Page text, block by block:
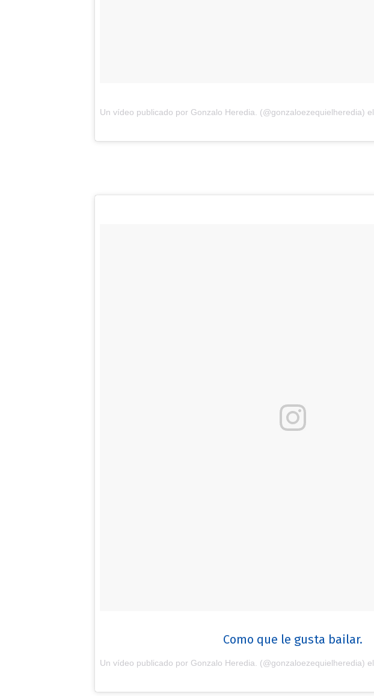
Un vídeo publicado por Gonzalo Heredia. (@gonzaloezequielheredia) el
Como que le gusta bailar.
Un vídeo publicado por Gonzalo Heredia. (@gonzaloezequielheredia) el